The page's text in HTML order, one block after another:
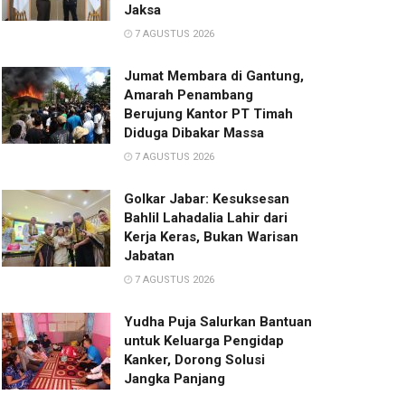
Jaksa
7 AGUSTUS 2026
Jumat Membara di Gantung,
Amarah Penambang
Berujung Kantor PT Timah
Diduga Dibakar Massa
7 AGUSTUS 2026
Golkar Jabar: Kesuksesan
Bahlil Lahadalia Lahir dari
Kerja Keras, Bukan Warisan
Jabatan
7 AGUSTUS 2026
Yudha Puja Salurkan Bantuan
untuk Keluarga Pengidap
Kanker, Dorong Solusi
Jangka Panjang